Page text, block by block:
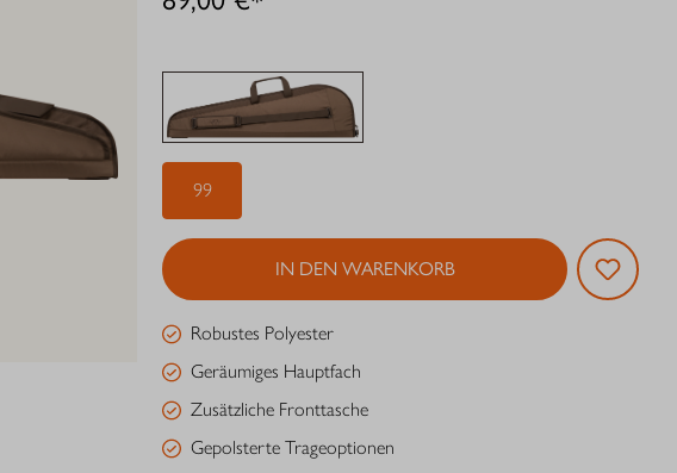
99
IN DEN WARENKORB
Robustes Polyester
Geräumiges Hauptfach
Zusätzliche Fronttasche
Gepolsterte Trageoptionen